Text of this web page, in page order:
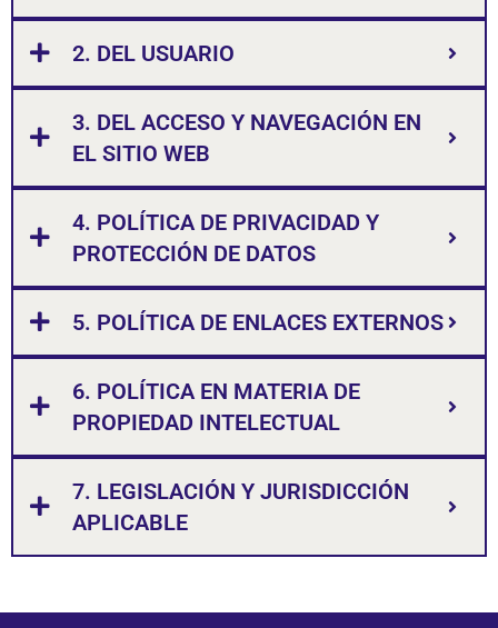
2. DEL USUARIO
3. DEL ACCESO Y NAVEGACIÓN EN
EL SITIO WEB
4. POLÍTICA DE PRIVACIDAD Y
PROTECCIÓN DE DATOS
5. POLÍTICA DE ENLACES EXTERNOS
6. POLÍTICA EN MATERIA DE
PROPIEDAD INTELECTUAL
7. LEGISLACIÓN Y JURISDICCIÓN
APLICABLE